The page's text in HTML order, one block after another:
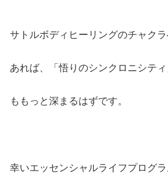
サトルボディヒーリングのチャク
あれば、「悟りのシンクロニシテ
ももっと深まるはずです。
幸いエッセンシャルライフプログ